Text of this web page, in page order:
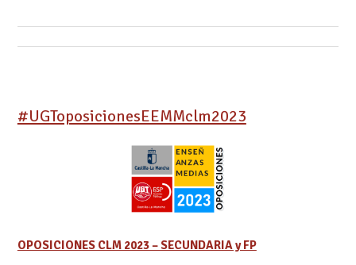
#UGToposicionesEEMMclm2023
OPOSICIONES CLM 2023 – SECUNDARIA y FP